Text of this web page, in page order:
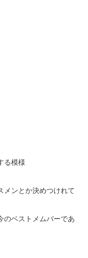
る模様
メンとか決めつけれて
のベストメムバーであ